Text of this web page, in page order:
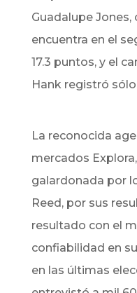
Guadalupe Jones,
encuentra en el
17.3 puntos, y el
Hank registró sólo
La reconocida
mercados
galardonada por
Reed, por sus
resultado con el
confiabilidad en
en las últimas